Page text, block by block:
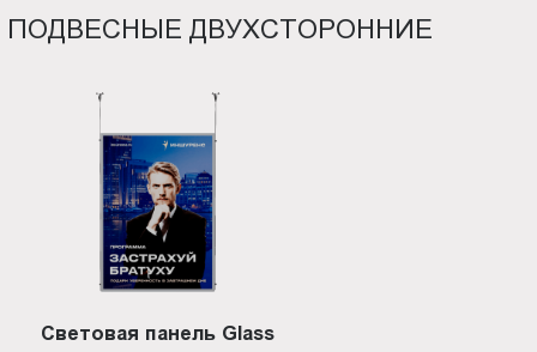
ПОДВЕСНЫЕ ДВУХСТОРОННИЕ
Световая панель Glass